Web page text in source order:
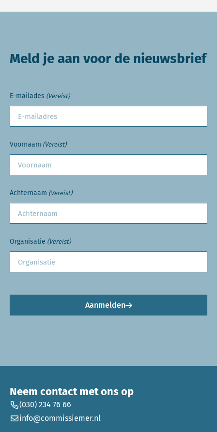
Meld je aan voor de nieuwsbrief
E-mailades (Vereist)
Voornaam (Vereist)
Achternaam (Vereist)
Organisatie (Vereist)
Aanmelden
Neem contact met ons op
(030) 234 76 66
info@commissiemer.nl